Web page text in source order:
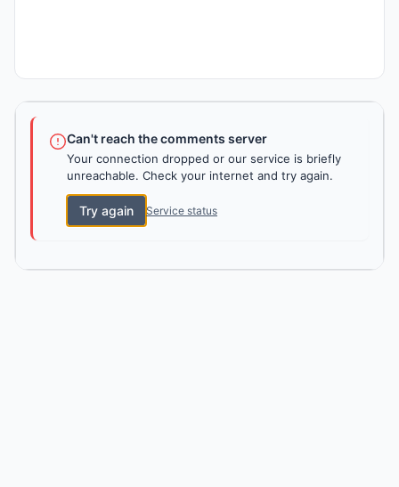
Can't reach the comments server
Your connection dropped or our service is briefly
unreachable. Check your internet and try again.
Try again Service status